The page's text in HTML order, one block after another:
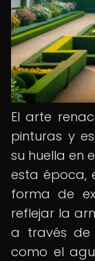
El arte
pinturas y
su huella en
esta época,
forma de
reflejar la
a través de
como el